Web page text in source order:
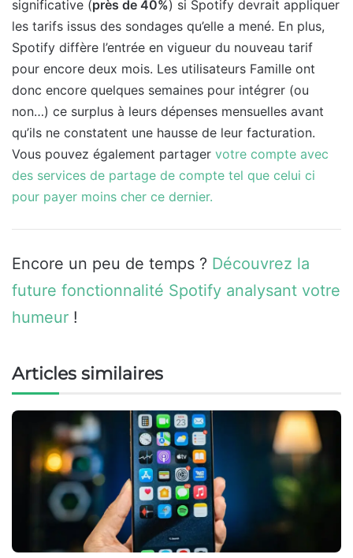
significative (près de 40%) si Spotify devrait appliquer
les tarifs issus des sondages qu’elle a mené. En plus,
Spotify diffère l’entrée en vigueur du nouveau tarif
pour encore deux mois. Les utilisateurs Famille ont
donc encore quelques semaines pour intégrer (ou
non…) ce surplus à leurs dépenses mensuelles avant
qu’ils ne constatent une hausse de leur facturation.
Vous pouvez également partager votre compte avec
des services de partage de compte tel que celui ci
pour payer moins cher ce dernier.
Encore un peu de temps ? Découvrez la
future fonctionnalité Spotify analysant votre
humeur !
Articles similaires